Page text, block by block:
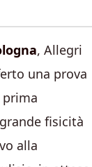
, Allegri
una prova
fisicità
alla